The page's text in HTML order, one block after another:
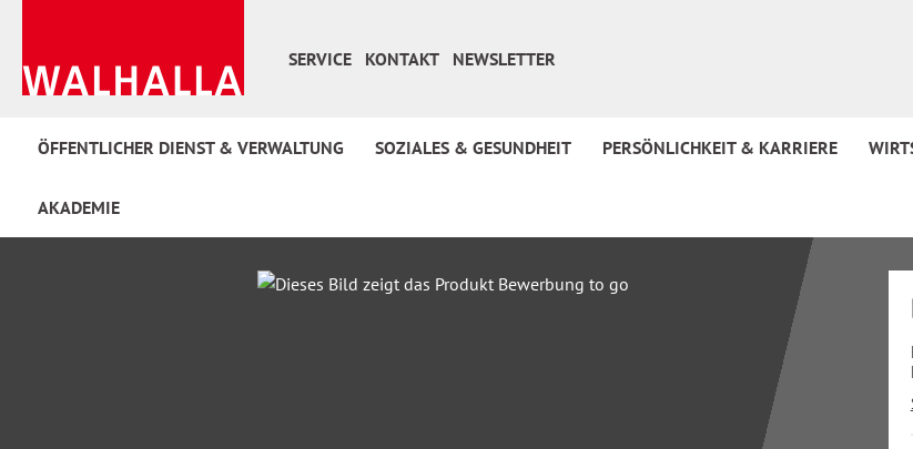
SERVICE
KONTAKT NEWSLETTER
ÖFFENTLICHER DIENST & VERWALTUNG SOZIALES & GESUNDHEIT PERSÖNLICHKEIT & KARRIERE
AKADEMIE